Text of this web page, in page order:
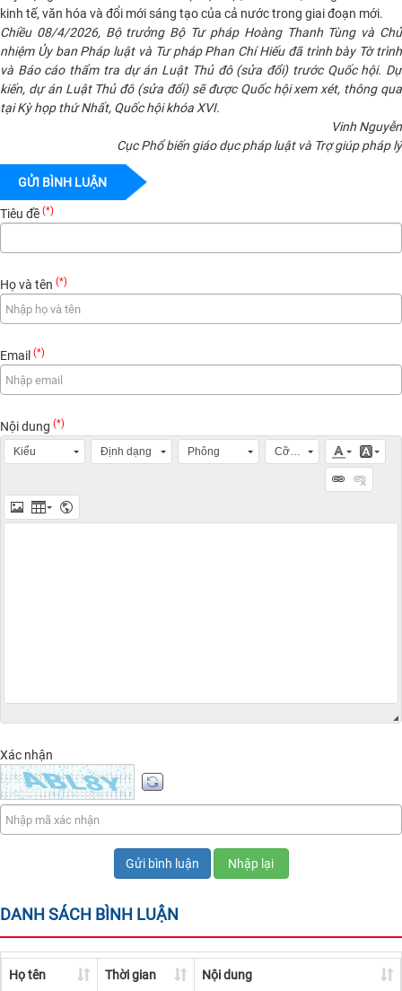
kinh tế, văn hóa và đổi mới sáng tạo của cả nước trong giai đoạn mới.
Chiều 08/4/2026, Bộ trưởng Bộ Tư pháp Hoàng Thanh Tùng và Chủ
nhiệm Ủy ban Pháp luật và Tư pháp Phan Chí Hiếu đã trình bày Tờ trình
và Báo cáo thẩm tra dự án Luật Thủ đô (sửa đổi) trước Quốc hội. Dự
kiến, dự án Luật Thủ đô (sửa đổi) sẽ được Quốc hội xem xét, thông qua
tại Kỳ họp thứ Nhất, Quốc hội khóa XVI.
Vinh Nguyễn
Cục Phổ biến giáo dục pháp luật và Trợ giúp pháp lý
GỬI BÌNH LUẬN
Tiêu đề (*)
Họ và tên (*)
Email (*)
Nội dung (*)
Kiểu Định dạng Phông
Xác nhận
Gửi bình luận Nhập lại
DANH SÁCH BÌNH LUẬN
Họ tên Thời gian Nội dung